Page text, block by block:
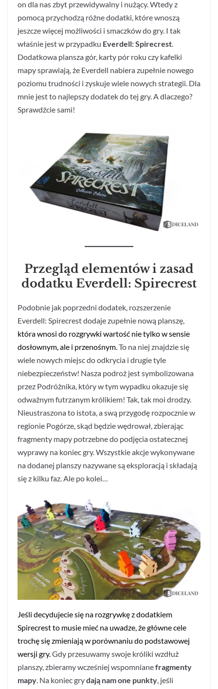
on dla nas zbyt przewidywalny i nużący. Wtedy z
pomocą przychodzą różne dodatki, które wnoszą
jeszcze więcej możliwości i smaczków do gry. I tak
właśnie jest w przypadku Everdell: Spirecrest
Dodatkowa plansza gór, karty pór roku czy kafelki
mapy sprawiają, że Everdell nabiera zupełnie nowego
poziomu trudności i zyskuje wiele nowych strategii. Dla
mnie jest to najlepszy dodatek do tej gry. A dlaczego?
Sprawdźcie sami!
Przegląd elementów i zasad
dodatku Everdell: Spirecrest
Podobnie jak poprzedni dodatek, rozszerzenie
Everdell: Spirecrest dodaje zupełnie nową planszę,
która wnosi do rozgrywki wartość nie tylko w sensie
dosłownym, ale i przenośnym. To na niej znajdzie się
wiele nowych miejsc do odkrycia i drugie tyle
niebezpieczeństw! Nasza podroż jest symbolizowana
przez Podróżnika, który w tym wypadku okazuje się
odważnym futrzanym królikiem! Tak, tak moi drodzy.
Nieustraszona to istota, a swą przygodę rozpocznie w
regionie Pogórze, skąd będzie wędrował, zbierając
fragmenty mapy potrzebne do podjęcia ostatecznej
wyprawy na koniec gry. Wszystkie akcje wykonywane
na dodanej planszy nazywane są eksploracją i składają
się z kilku faz. Ale po kolei…
Jeśli decydujecie się na rozgrywkę z dodatkiem
Spirecrest to musie mieć na uwadze, że główne cele
trochę się zmieniają w porównaniu do podstawowej
wersji gry. Gdy przesuwamy swoje króliki wzdłuż
planszy, zbieramy wcześniej wspomnianefragmenty
mapy . Na koniec grydają nam one punkty , jeśli